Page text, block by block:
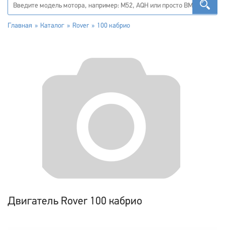
Главная Каталог Rover 100 кабрио
Двигатель Rover 100 кабрио